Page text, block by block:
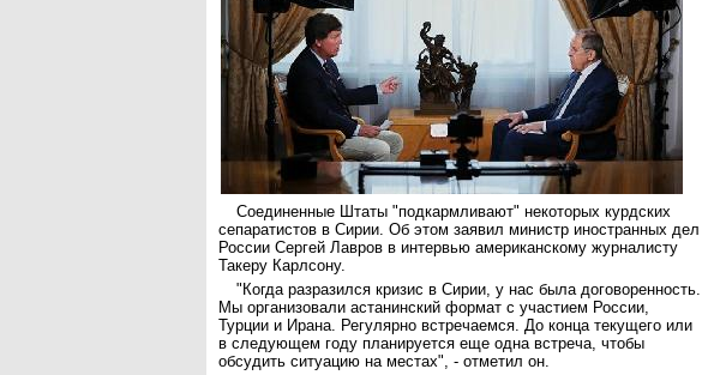
Соединенные Штаты "подкармливают" некоторых курдских
сепаратистов в Сирии. Об этом заявил министр иностранных дел
России Сергей Лавров в интервью американскому журналисту
Такеру Карлсону.
"Когда разразился кризис в Сирии, у нас была договоренность.
Мы организовали астанинский формат с участием России,
Турции и Ирана. Регулярно встречаемся. До конца текущего или
в следующем году планируется еще одна встреча, чтобы
обсудить ситуацию на местах", - отметил он.